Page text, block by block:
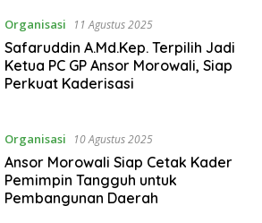
Organisasi 11 Agustus 2025
Safaruddin A.Md.Kep. Terpilih Jadi
Ketua PC GP Ansor Morowali, Siap
Perkuat Kaderisasi
Organisasi 10 Agustus 2025
Ansor Morowali Siap Cetak Kader
Pemimpin Tangguh untuk
Pembangunan Daerah